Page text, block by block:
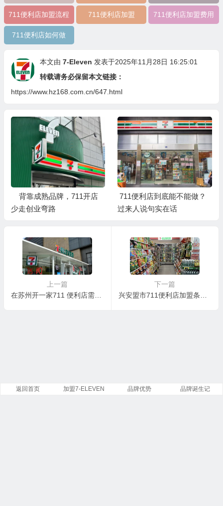
711便利店加盟流程 711便利店加盟 711便利店加盟费用
711便利店如何做
本文由 7-Eleven 发表于2025年11月28日 16:25:01
转载请务必保留本文链接：
https://www.hz168.com.cn/647.html
背靠成熟品牌，711开店
少走创业弯路
711便利店到底能不能做？
过来人说句实在话
上一篇
在苏州开一家711 便利店需要多少费用？江苏苏州怎么申请加盟711便利店？
下一篇
兴安盟市711便利店加盟条件及费用，内蒙古可以加盟711便利店吗？
返回首页 加盟7-ELEVEN 品牌优势 品牌诞生记